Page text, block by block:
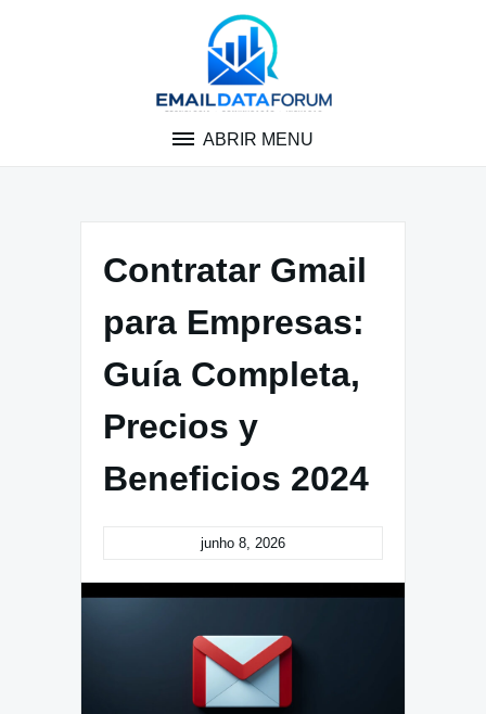
ABRIR MENU
Contratar Gmail
para Empresas:
Guía Completa,
Precios y
Beneficios 2024
junho 8, 2026